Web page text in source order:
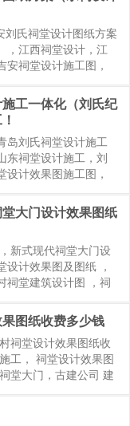
氏祠堂设计图纸方案
，江西祠堂设计，江
祠堂设计施工图，
图纸，为徽派风格，
工一体化（刘氏纪
刘氏祠堂设计施工
东祠堂设计施工，刘
计效果图施工图，
积约1500平米，由本
大门设计效果图纸
新式现代祠堂大门设
计效果图及图纸 ，
祠堂建筑设计图 ，祠
小祠堂祠堂设计 祠堂
图纸收费多少钱
祠堂设计效果图纸收
工， 祠堂设计效果图
堂大门，古建公司 建
图大全 ，农村最简